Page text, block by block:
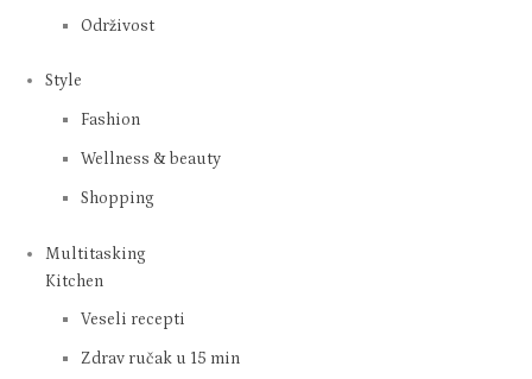
Održivost
Style
Fashion
Wellness & beauty
Shopping
Multitasking
Kitchen
Veseli recepti
Zdrav ručak u 15 min